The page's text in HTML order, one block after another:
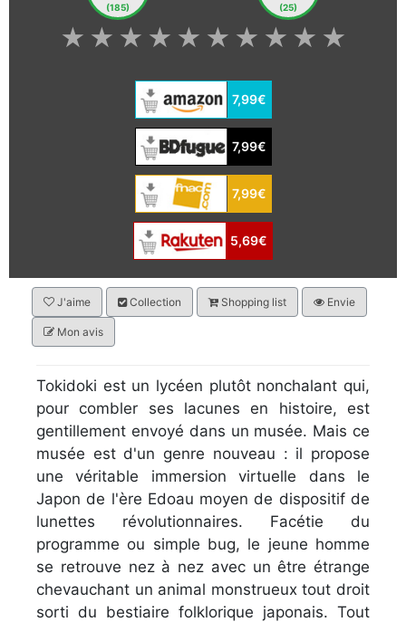
(185) (25)
★
★
★
★
★
★
★
★
★
★
7,99€
7,99€
7,99€
5,69€
J'aime Collection Shopping list Envie
Mon avis
Tokidoki est un lycéen plutôt nonchalant qui,
pour combler ses lacunes en histoire, est
gentillement envoyé dans un musée. Mais ce
musée est d'un genre nouveau : il propose
une véritable immersion virtuelle dans le
Japon de l'ère Edoau moyen de dispositif de
lunettes révolutionnaires. Facétie du
programme ou simple bug, le jeune homme
se retrouve nez à nez avec un être étrange
chevauchant un animal monstrueux tout droit
sorti du bestiaire folklorique japonais. Tout